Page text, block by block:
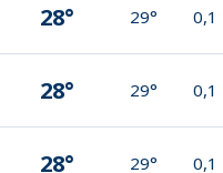
28° 29° 0,1
28° 29° 0,1
28° 29° 0,1